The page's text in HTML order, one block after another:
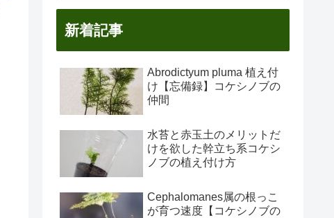
新着記事
Abrodictyum pluma 植え付
け【忘備録】コケシノブの
仲間
水苔と赤玉土のメリットだ
けを欲した幹立ち系コケシ
ノブの植え付け方
Cephalomanes属の根っこ
が育つ速度【コケシノブの